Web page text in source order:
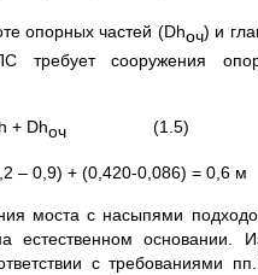
опорных частей (Dhоч) и
требует сооружения
Dhоч (1.5)
– 0,9) + (0,420-0,086) = 0,6 м
моста с насыпями
естественном основании.
с требованиями